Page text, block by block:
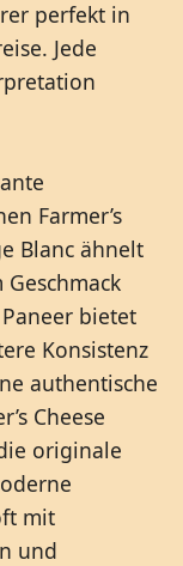
perfekt in
Jede
Farmer’s
Blanc ähnelt
bietet
Konsistenz
authentische
Cheese
originale
mit
und